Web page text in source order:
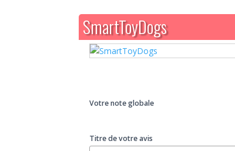
SmartToyDogs
Votre note globale
Titre de votre avis